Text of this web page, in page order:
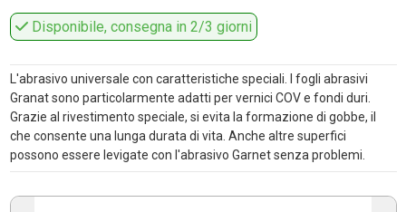
Disponibile, consegna in 2/3 giorni
L'abrasivo universale con caratteristiche speciali. I fogli abrasivi
Granat sono particolarmente adatti per vernici COV e fondi duri.
Grazie al rivestimento speciale, si evita la formazione di gobbe, il
che consente una lunga durata di vita. Anche altre superfici
possono essere levigate con l'abrasivo Garnet senza problemi.